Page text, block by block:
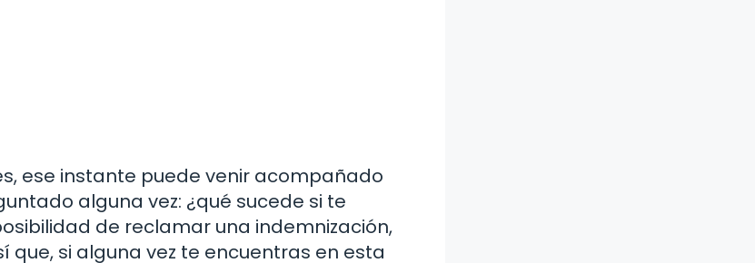
ese instante puede venir acompañado
alguna vez: ¿qué sucede si te
de reclamar una indemnización,
si alguna vez te encuentras en esta